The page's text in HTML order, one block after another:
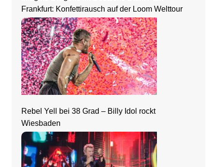
Frankfurt: Konfettirausch auf der Loom Welttour
Rebel Yell bei 38 Grad – Billy Idol rockt
Wiesbaden